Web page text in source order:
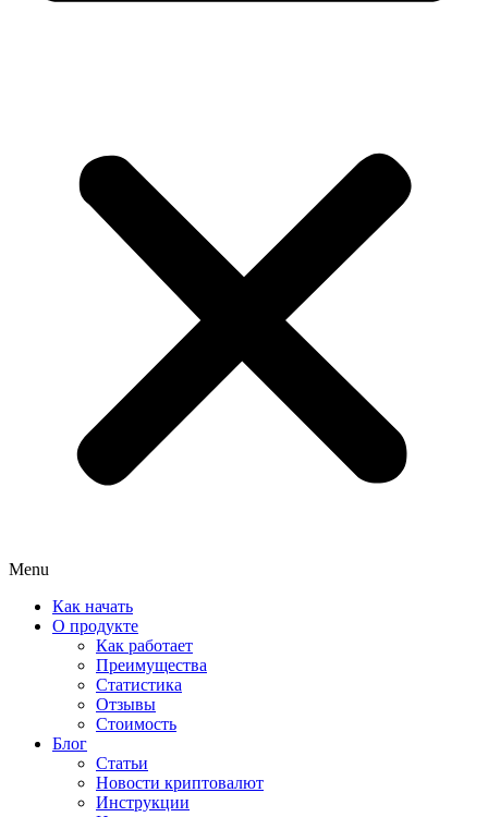
Menu
Как начать
О продукте
Как работает
Преимущества
Статистика
Отзывы
Стоимость
Блог
Статьи
Новости криптовалют
Инструкции